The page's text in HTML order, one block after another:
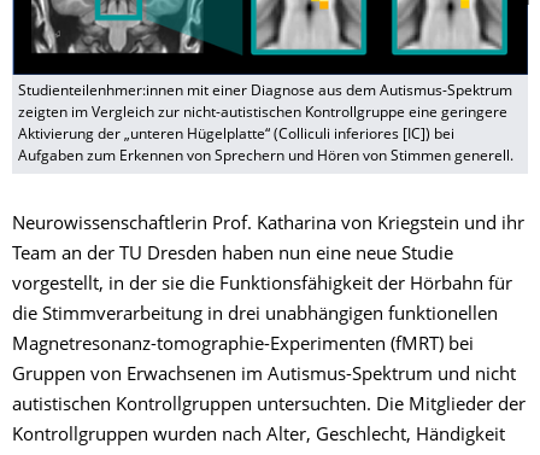
Studienteilenhmer:innen mit einer Diagnose aus dem Autismus-Spektrum
zeigten im Vergleich zur nicht-autistischen Kontrollgruppe eine geringere
Aktivierung der „unteren Hügelplatte“ (Colliculi inferiores [IC]) bei
Aufgaben zum Erkennen von Sprechern und Hören von Stimmen generell.
Neurowissenschaftlerin Prof. Katharina von Kriegstein und ihr
Team an der TU Dresden haben nun eine neue Studie
vorgestellt, in der sie die Funktionsfähigkeit der Hörbahn für
die Stimmverarbeitung in drei unabhängigen funktionellen
Magnetresonanz-tomographie-Experimenten (fMRT) bei
Gruppen von Erwachsenen im Autismus-Spektrum und nicht
autistischen Kontrollgruppen untersuchten. Die Mitglieder der
Kontrollgruppen wurden nach Alter, Geschlecht, Händigkeit